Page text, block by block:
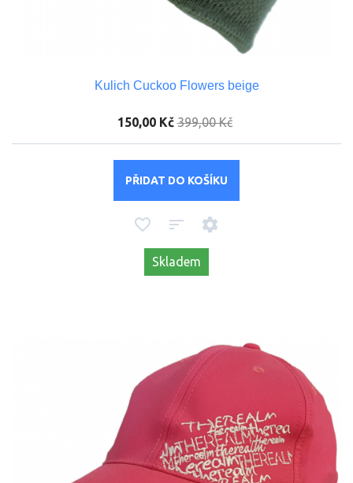
Kulich Cuckoo Flowers beige
150,00 Kč 399,00 Kč
PŘIDAT DO KOŠÍKU
Skladem